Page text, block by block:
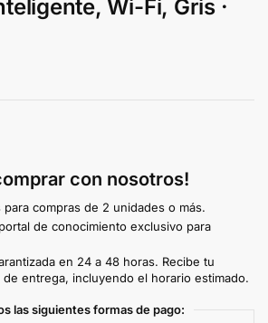
Wi-Fi, Gris ·
con nosotros!
para compras de 2 unidades o más.
de conocimiento exclusivo para
en 24 a 48 horas. Recibe tu
entrega, incluyendo el horario estimado.
las siguientes formas de pago: